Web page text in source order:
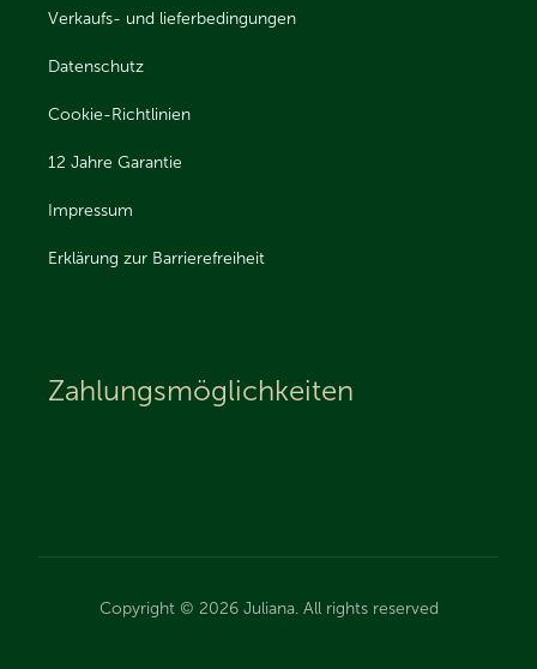
Verkaufs- und lieferbedingungen
Datenschutz
Cookie-Richtlinien
12 Jahre Garantie
Impressum
Erklärung zur Barrierefreiheit
Zahlungsmöglichkeiten
Copyright © 2026 Juliana. All rights reserved